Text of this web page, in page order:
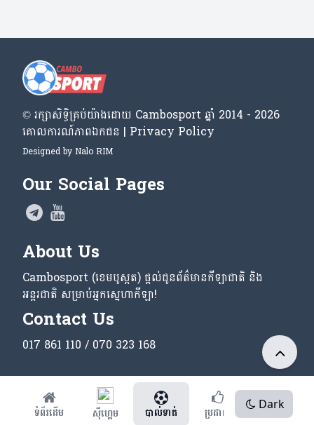
ទំព័រដើម ស៊ីហ្គេម បាល់ទាត់ ប្រដាល់ ផ្សេងៗ
Dark
© រក្សា​សិទ្ធិ​គ្រប់​យ៉ាង​ដោយ​ Cambosport ឆ្នាំ 2014 - 2026
គោលការណ៍​ភាព​ឯកជន | Privacy Policy
Designed by Nalo RIM
Our Social Pages
About Us
Cambosport (ខេមបូស្ពត) ផ្តល់ជូនព័ត៌មានកីឡាជាតិ និង
អន្តរជាតិ សម្រាប់អ្នកស្នេហាកីឡា!
Contact Us
017 861 110 / 070 323 168